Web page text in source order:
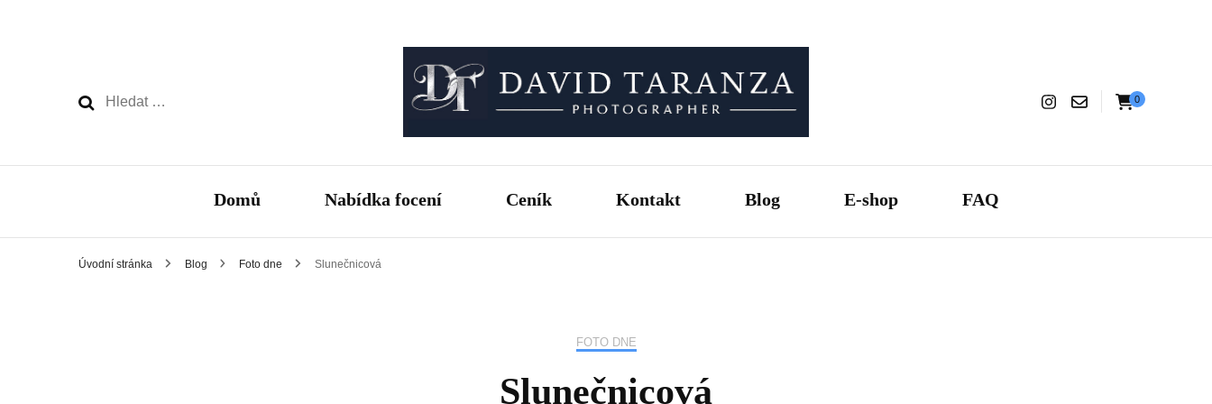
Vyhledávání
David Taranza
Fotograf pro chvíle, na kterých záleží.
0
Domů Nabídka focení Ceník Kontakt Blog E-shop FAQ
Úvodní stránka Blog Foto dne Slunečnicová
FOTO DNE
Slunečnicová